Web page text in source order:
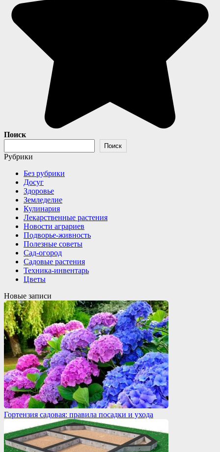
Поиск
Поиск
Рубрики
Без рубрики
Досуг
Здоровье
Земледелие
Кулинария
Лекарственные растения
Новости аграриев
Подворье-живность
Полезные советы
Сад-огород
Садовые растения
Техника-инвентарь
Цветы
Новые записи
Гортензия садовая: правила посадки и ухода